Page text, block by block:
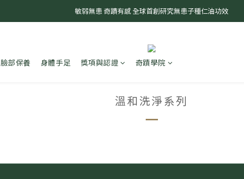
奇蹟莊園2026年開始以「專利成分與研發中心」持續為大家服務
敏弱無患 奇蹟有感 全球首創研究無患子種仁油功效
臉部保養 身體手足 獎項與認證 奇蹟學院
溫和洗淨系列